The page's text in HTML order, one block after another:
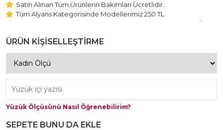
Satın Alınan Tüm Ürünlerin Bakımları Ücretlidir.
Tüm Alyans Kategorisinde Modellerimiz 250 TL
Beştaş Tektaş Kolye ve Bileklik Modellerimiz 150 TL Sabit Ücret
ÜRÜN KİŞİSELLEŞTİRME
Yüzük Ölçüsünü Nasıl Öğrenebilirim?
SEPETE BUNU DA EKLE